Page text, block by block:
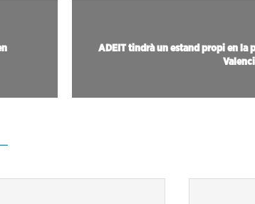
ADEIT tindrà un estand propi en la